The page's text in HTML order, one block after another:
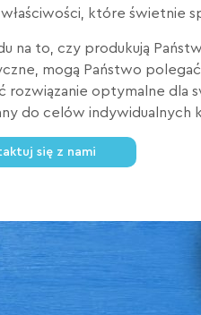
właściwości, które świetnie
na to, czy produkują
mogą Państwo
rozwiązanie optymalne dla
do celów indywidualnych
się z nami